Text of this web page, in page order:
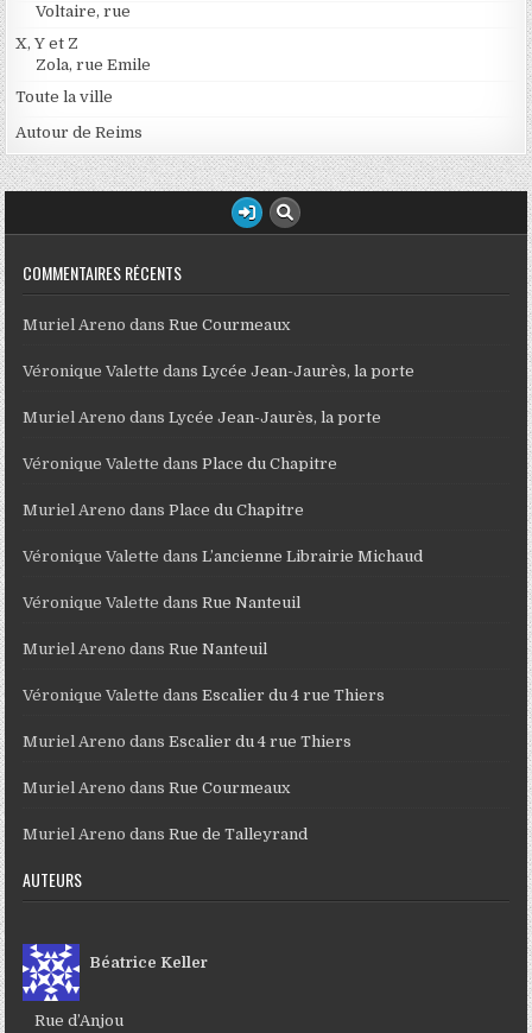
Voltaire, rue
X, Y et Z
Zola, rue Emile
Toute la ville
Autour de Reims
COMMENTAIRES RÉCENTS
Muriel Areno dansRue Courmeaux
Véronique Valette dansLycée Jean-Jaurès, la porte
Muriel Areno dansLycée Jean-Jaurès, la porte
Véronique Valette dansPlace du Chapitre
Muriel Areno dansPlace du Chapitre
Véronique Valette dansL’ancienne Librairie Michaud
Véronique Valette dansRue Nanteuil
Muriel Areno dansRue Nanteuil
Véronique Valette dansEscalier du 4 rue Thiers
Muriel Areno dansEscalier du 4 rue Thiers
Muriel Areno dansRue Courmeaux
Muriel Areno dansRue de Talleyrand
AUTEURS
Béatrice Keller
Rue d’Anjou